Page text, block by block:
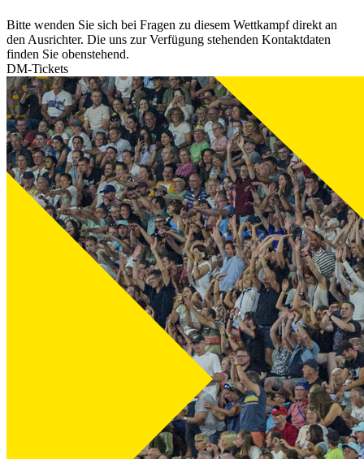
Bitte wenden Sie sich bei Fragen zu diesem Wettkampf direkt an
den Ausrichter. Die uns zur Verfügung stehenden Kontaktdaten
finden Sie obenstehend.
DM-Tickets